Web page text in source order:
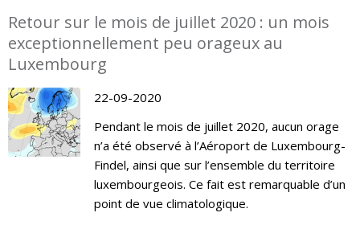
Retour sur le mois de juillet 2020 : un mois
exceptionnellement peu orageux au
Luxembourg
22-09-2020
Pendant le mois de juillet 2020, aucun orage
n’a été observé à l’Aéroport de Luxembourg-
Findel, ainsi que sur l’ensemble du territoire
luxembourgeois. Ce fait est remarquable d’un
point de vue climatologique.